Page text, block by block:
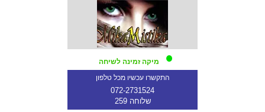
מיקה זמינה לשיחה
התקשרו עכשיו מכל טלפון
072-2731524
שלוחה 259